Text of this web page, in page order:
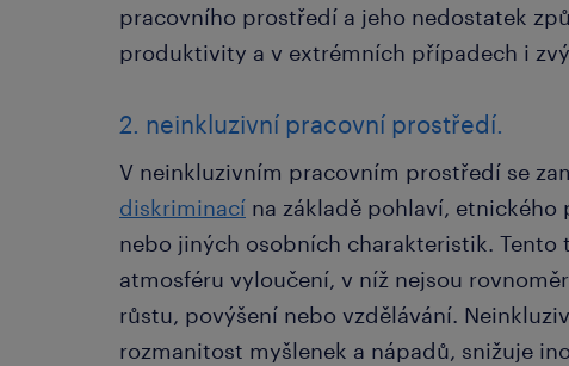
pracovního prostředí a jeho nedostatek
produktivity a v extrémních případech i
2. neinkluzivní pracovní prostředí.
V neinkluzivním pracovním prostředí se
diskriminací na základě pohlaví,
nebo jiných osobních charakteristik.
atmosféru vyloučení, v níž nejsou
růstu, povýšení nebo vzdělávání.
rozmanitost myšlenek a nápadů, snižuje